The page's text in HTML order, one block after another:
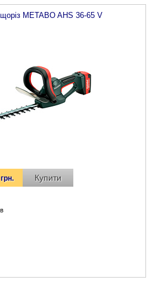
METABO AHS 36-65 V
Купити